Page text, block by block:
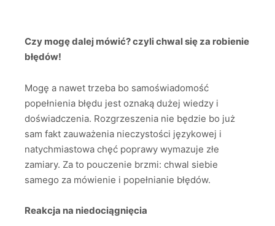
Czy mogę dalej mówić? czyli chwal się za robienie
błędów!
Mogę a nawet trzeba bo samoświadomość
popełnienia błędu jest oznaką dużej wiedzy i
doświadczenia. Rozgrzeszenia nie będzie bo już
sam fakt zauważenia nieczystości językowej i
natychmiastowa chęć poprawy wymazuje złe
zamiary. Za to pouczenie brzmi: chwal siebie
samego za mówienie i popełnianie błędów.
Reakcja na niedociągnięcia